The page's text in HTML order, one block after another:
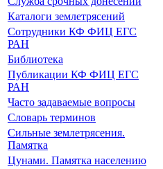
Каталоги землетрясений
Сотрудники КФ ФИЦ ЕГС
РАН
Библиотека
Публикации КФ ФИЦ ЕГС
РАН
Часто задаваемые вопросы
Словарь терминов
Сильные землетрясения.
Памятка
Цунами. Памятка населению